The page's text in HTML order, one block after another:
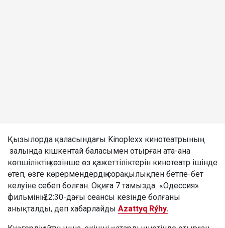
Қызылорда қаласындағы Kinoplexx кинотеатрының
залында кішкентай баласымен отырған ата-ана
көпшіліктің көзінше өз қажеттіліктерін кинотеатр ішінде
өтеп, өзге көрермендердің сорақылықпен бетпе-бет
келуіне себеп болған. Оқиға 7 тамызда «Одессия»
фильмінің 22:30-дағы сеансы кезінде болғаны
анықталды, деп хабарлайды Azattyq Rýhy.